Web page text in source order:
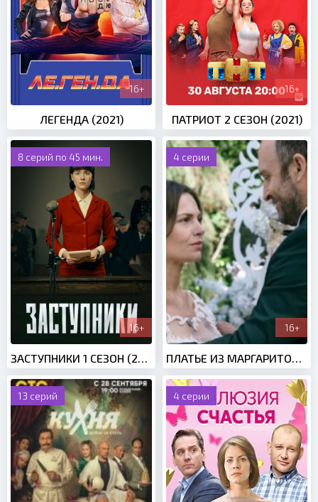
16+
ЛЕГЕНДА (2021)
16+
ПАТРИОТ 2 СЕЗОН (2021)
8 серий по 45 мин.
16+
4 серии
16+
13 серий 4 серии